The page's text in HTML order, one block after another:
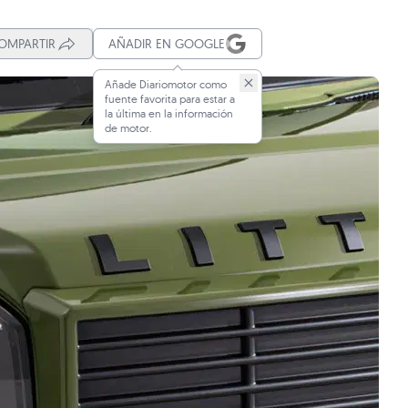
AÑADIR EN GOOGLE
Añade Diariomotor como
fuente favorita para estar a
la última en la información
de motor.